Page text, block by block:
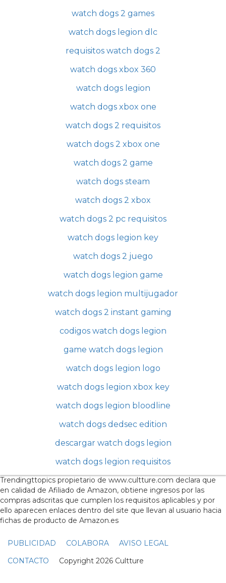
watch dogs 2 games
watch dogs legion dlc
requisitos watch dogs 2
watch dogs xbox 360
watch dogs legion
watch dogs xbox one
watch dogs 2 requisitos
watch dogs 2 xbox one
watch dogs 2 game
watch dogs steam
watch dogs 2 xbox
watch dogs 2 pc requisitos
watch dogs legion key
watch dogs 2 juego
watch dogs legion game
watch dogs legion multijugador
watch dogs 2 instant gaming
codigos watch dogs legion
game watch dogs legion
watch dogs legion logo
watch dogs legion xbox key
watch dogs legion bloodline
watch dogs dedsec edition
descargar watch dogs legion
watch dogs legion requisitos
Trendingttopics propietario de www.cultture.com declara que
en calidad de Afiliado de Amazon, obtiene ingresos por las
compras adscritas que cumplen los requisitos aplicables y por
ello aparecen enlaces dentro del site que llevan al usuario hacia
fichas de producto de Amazon.es
PUBLICIDAD COLABORA
AVISO LEGAL
CONTACTO Copyright 2026 Cultture